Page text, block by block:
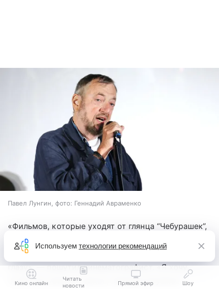
Павел Лунгин, фото: Геннадий Авраменко
«Фильмов, которые уходят от глянца “Чебурашек”,
которые конечно, великие, но как око Саурона
над нами сияют: шесть миллиардов в каждом
глазу», — пошутил кинематографист. «Я хочу,
чтобы мы увидели дикое, непредсказуемое
Кино онлайн
Читать
новости
Прямой эфир Шоу
Используем технологии рекомендаций